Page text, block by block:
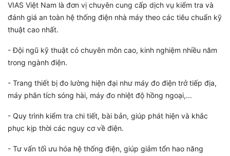
VIAS Việt Nam là đơn vị chuyên cung cấp dịch vụ kiểm tra và
đánh giá an toàn hệ thống điện nhà máy theo các tiêu chuẩn kỹ
thuật cao nhất.
- Đội ngũ kỹ thuật có chuyên môn cao, kinh nghiệm nhiều năm
trong ngành điện.
- Trang thiết bị đo lường hiện đại như máy đo điện trở tiếp địa,
máy phân tích sóng hài, máy đo nhiệt độ hồng ngoại,...
- Quy trình kiểm tra chi tiết, bài bản, giúp phát hiện và khắc
phục kịp thời các nguy cơ về điện.
- Tư vấn tối ưu hóa hệ thống điện, giúp giảm tổn hao năng